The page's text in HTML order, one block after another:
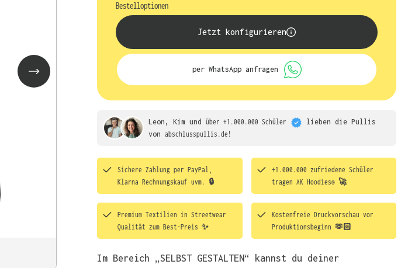
Bestelloptionen
Jetzt konfigurieren
per WhatsApp anfragen
Leon, Kim und über +1.000.000 Schüler lieben die Pullis
von abschlusspullis.de!
Sichere Zahlung per PayPal,
Klarna Rechnungskauf uvm. 🔒
+1.000.000 zufriedene Schüler
tragen AK Hoodies® 🚀
Premium Textilien in Streetwear
Qualität zum Best-Preis ✨
Kostenfreie Druckvorschau vor
Produktionsbeginn 🫶🏻
Im Bereich „SELBST GESTALTEN“ kannst du deiner